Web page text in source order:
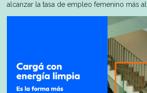
alcanzar la tasa de empleo femenino más